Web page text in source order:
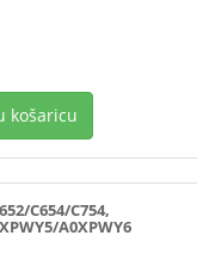
košaricu
C654/C754,
A0XPWY6